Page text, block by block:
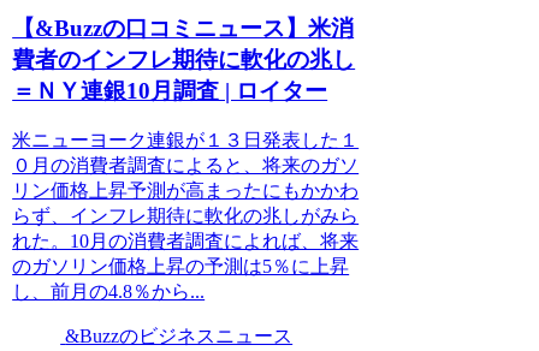
【&Buzzの口コミニュース】米消
費者のインフレ期待に軟化の兆し
＝ＮＹ連銀10月調査 | ロイター
米ニューヨーク連銀が１３日発表した１
０月の消費者調査によると、将来のガソ
リン価格上昇予測が高まったにもかかわ
らず、インフレ期待に軟化の兆しがみら
れた。10月の消費者調査によれば、将来
のガソリン価格上昇の予測は5％に上昇
し、前月の4.8％から...
&Buzzのビジネスニュース